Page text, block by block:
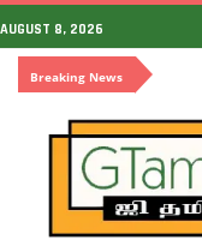
AUGUST 8, 2026
Breaking News